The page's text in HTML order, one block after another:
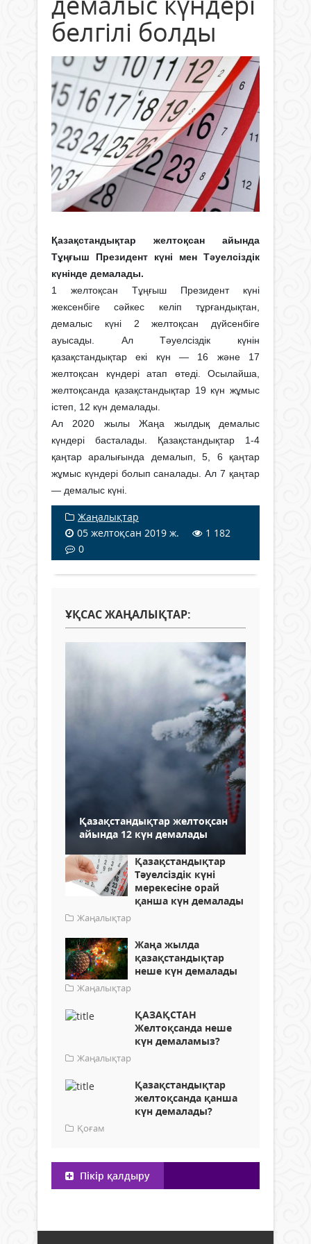
белгілі болды
Қазақстандықтар желтоқсан айында
Тұңғыш Президент күні мен Тәуелсіздік
күнінде демалады.
1 желтоқсан Тұңғыш Президент күні
жексенбіге сәйкес келіп тұрғандықтан,
демалыс күні 2 желтоқсан дүйсенбіге
ауысады. Ал Тәуелсіздік күнін
қазақстандықтар екі күн — 16 және 17
желтоқсан күндері атап өтеді. Осылайша,
желтоқсанда қазақстандықтар 19 күн жұмыс
істеп, 12 күн демалады.
Ал 2020 жылы Жаңа жылдық демалыс
күндері басталады. Қазақстандықтар 1-4
қаңтар аралығында демалып, 5, 6 қаңтар
жұмыс күндері болып саналады. Ал 7 қаңтар
— демалыс күні.
Жаңалықтар
05 желтоқсан 2019 ж.
1 182
0
ҰҚСАС ЖАҢАЛЫҚТАР:
Қазақстандықтар желтоқсан
айында 12 күн демалады
Қазақстандықтар
Тәуелсіздік күні
мерекесіне орай
қанша күн демалады
Жаңалықтар
Жаңа жылда
қазақстандықтар
неше күн демалады
Жаңалықтар
ҚАЗАҚСТАН
Желтоқсанда неше
күн демаламыз?
Жаңалықтар
Қазақстандықтар
желтоқсанда қанша
күн демалады?
Қоғам
Пікір қалдыру